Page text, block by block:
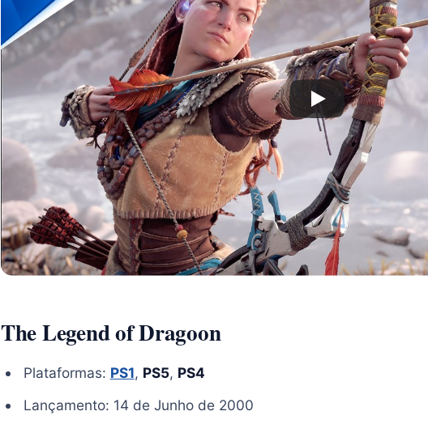
The Legend of Dragoon
Plataformas: PS1, PS5, PS4
Lançamento: 14 de Junho de 2000